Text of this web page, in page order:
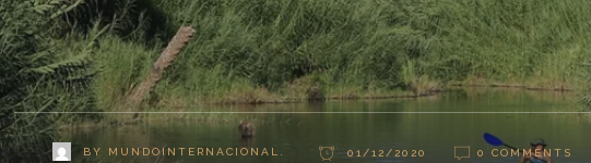
BY MUNDOINTERNACIONAL. 01/12/2020 0 COMMENTS